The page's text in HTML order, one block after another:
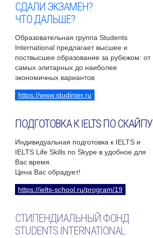
СДАЛИ ЭКЗАМЕН?
ЧТО ДАЛЬШЕ?
Образовательная группа Students
International предлагает высшее и
поствысшее образование за рубежом: от
самых элитарных до наиболее
экономичных вариантов
https://www.studinter.ru
ПОДГОТОВКА К IELTS ПО СКАЙПУ
Индивидуальная подготовка к IELTS и
IELTS Life Skills по Skype в удобное для
Вас время.
Цена Вас обрадует!
https://ielts-school.ru/program/19
СТИПЕНДИАЛЬНЫЙ ФОНД
STUDENTS INTERNATIONAL